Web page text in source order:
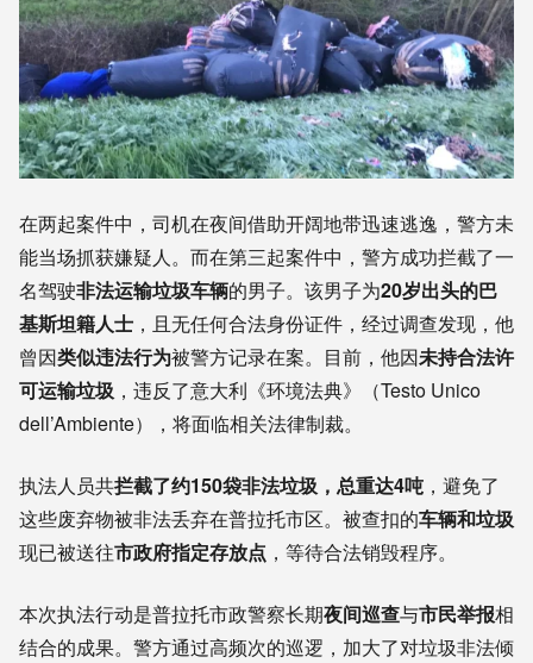
在两起案件中，司机在夜间借助开阔地带迅速逃逸，警方未
能当场抓获嫌疑人。而在第三起案件中，警方成功拦截了一
名驾驶非法运输垃圾车辆的男子。该男子为20岁出头的巴
基斯坦籍人士 ，且无任何合法身份证件，经过调查发现，他
曾因类似违法行为被警方记录在案。目前，他因未持合法许
可运输垃圾 ，违反了意大利《环境法典》（Testo Unico
dell’Ambiente），将面临相关法律制裁。
执法人员共拦截了约150袋非法垃圾，总重达4吨 ，避免了
这些废弃物被非法丢弃在普拉托市区。被查扣的车辆和垃圾
现已被送往市政府指定存放点 ，等待合法销毁程序。
本次执法行动是普拉托市政警察长期夜间巡查与市民举报相
结合的成果。警方通过高频次的巡逻，加大了对垃圾非法倾